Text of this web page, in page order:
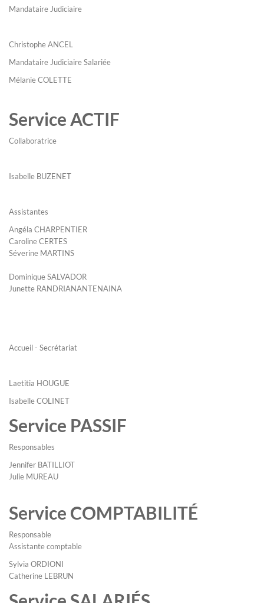
Mandataire Judiciaire
Christophe ANCEL
Mandataire Judiciaire Salariée
Mélanie COLETTE
Service ACTIF
Collaboratrice
Isabelle BUZENET
Assistantes
Angéla CHARPENTIER
Caroline CERTES
Séverine MARTINS
Dominique SALVADOR
Junette RANDRIANANTENAINA
Accueil - Secrétariat
Laetitia HOUGUE
Isabelle COLINET
Service PASSIF
Responsables
Jennifer BATILLIOT
Julie MUREAU
Service COMPTABILITÉ
Responsable
Assistante comptable
Sylvia ORDIONI
Catherine LEBRUN